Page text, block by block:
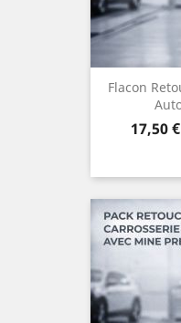
Flacon
Prix
17,50 €